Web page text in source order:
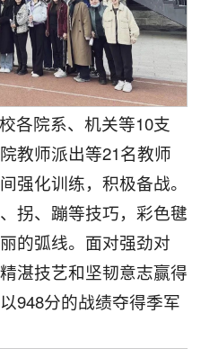
各院系、机关等10支
教师派出等21名教师
强化训练，积极备战。
拐、蹦等技巧，彩色毽
的弧线。面对强劲对
湛技艺和坚韧意志赢得
948分的战绩夺得季军